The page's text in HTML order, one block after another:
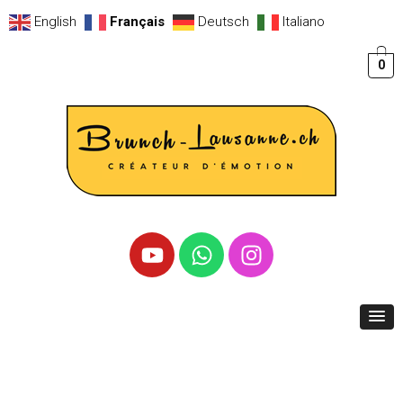
English Français Deutsch Italiano
0